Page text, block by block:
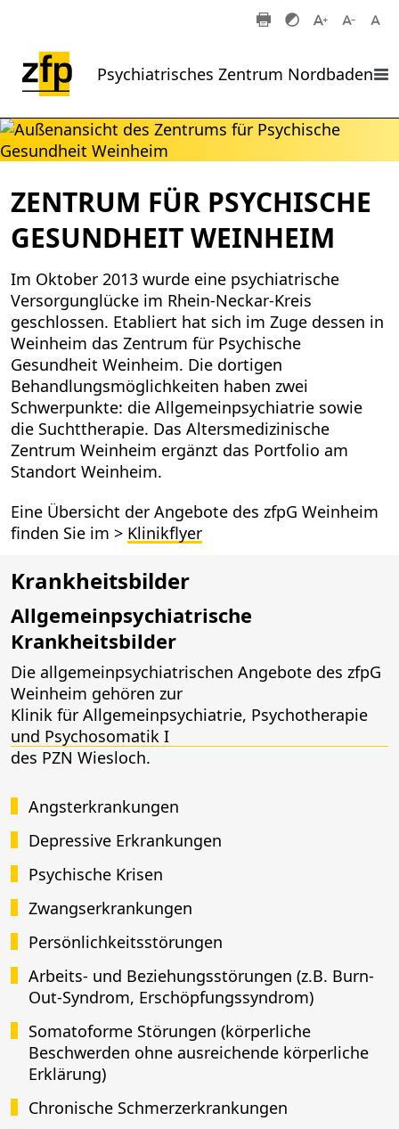
Psychiatrisches Zentrum Nordbaden
ZENTRUM FÜR PSYCHISCHE
GESUNDHEIT WEINHEIM
Im Oktober 2013 wurde eine psychiatrische
Versorgunglücke im Rhein-Neckar-Kreis
geschlossen. Etabliert hat sich im Zuge dessen in
Weinheim das Zentrum für Psychische
Gesundheit Weinheim. Die dortigen
Behandlungsmöglichkeiten haben zwei
Schwerpunkte: die Allgemeinpsychiatrie sowie
die Suchttherapie. Das Altersmedizinische
Zentrum Weinheim ergänzt das Portfolio am
Standort Weinheim.
Eine Übersicht der Angebote des zfpG Weinheim
finden Sie im > Klinikflyer
Krankheitsbilder
Allgemeinpsychiatrische
Krankheitsbilder
Die allgemeinpsychiatrischen Angebote des zfpG
Weinheim gehören zur
Klinik für Allgemeinpsychiatrie, Psychotherapie
und Psychosomatik I
des PZN Wiesloch.
Angsterkrankungen
Depressive Erkrankungen
Psychische Krisen
Zwangserkrankungen
Persönlichkeitsstörungen
Arbeits- und Beziehungsstörungen (z.B. Burn-
Out-Syndrom, Erschöpfungssyndrom)
Somatoforme Störungen (körperliche
Beschwerden ohne ausreichende körperliche
Erklärung)
Chronische Schmerzerkrankungen